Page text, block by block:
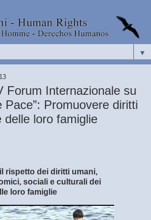
▼
Forum Internazionale su
Pace”: Promuovere diritti
delle loro famiglie
rispetto dei diritti umani,
sociali e culturali dei
loro famiglie